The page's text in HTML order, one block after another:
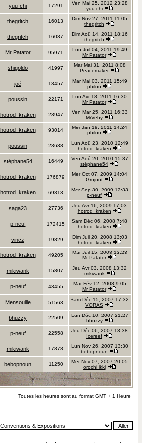
yuu-chi 17291
Ven Mai 25, 2012 23:28
yuu-chi
thegritch 16013
Dim Nov 27, 2011 11:05
thegritch
thegritch 16037
Dim Aoû 14, 2011 18:16
thegritch
Mr Patator 95971
Lun Juil 04, 2011 19:49
Mr Patator
shigoldo 41997
Mar Mai 31, 2011 8:08
Peacemaker
joé 13457
Mar Mai 03, 2011 15:49
philou
poussin 22171
Lun Avr 18, 2011 16:30
Mr Patator
hotrod_kraken 23947
Ven Mar 25, 2011 16:33
MrVehy
hotrod_kraken 93014
Mer Jan 19, 2011 14:24
philou
poussin 23638
Lun Aoû 23, 2010 12:49
hotrod_kraken
stéphane54 16449
Ven Aoû 20, 2010 15:37
stéphane54
hotrod_kraken 176879
Mer Oct 07, 2009 14:04
Grujnot
hotrod_kraken 69313
Mer Sep 30, 2009 13:33
p-neuf
saga23 27736
Jeu Avr 16, 2009 17:03
hotrod_kraken
p-neuf 172415
Sam Déc 06, 2008 7:48
hotrod_kraken
vincz 19829
Dim Juil 20, 2008 13:03
hotrod_kraken
hotrod_kraken 49205
Mar Juil 15, 2008 13:23
Mr Patator
mikiwank 15807
Jeu Avr 03, 2008 13:32
mikiwank
p-neuf 43455
Mar Fév 12, 2008 9:05
Mr Patator
Mensouille 51563
Sam Déc 15, 2007 17:32
VORAS
bhuzzy 22509
Lun Déc 10, 2007 21:27
bhuzzy
p-neuf 22558
Jeu Déc 06, 2007 13:38
Icereef
mikiwank 17878
Lun Nov 26, 2007 13:30
bebopnoun
bebopnoun 11250
Mer Nov 07, 2007 20:05
orochi ikki
Toutes les heures sont au format GMT + 1 Heure